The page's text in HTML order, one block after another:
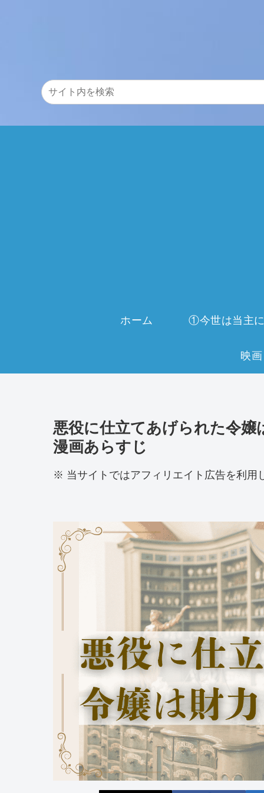
ホーム
悪役に仕立てあげられた令
漫画あらすじ
※ 当サイトではアフィリエイト広告を利用